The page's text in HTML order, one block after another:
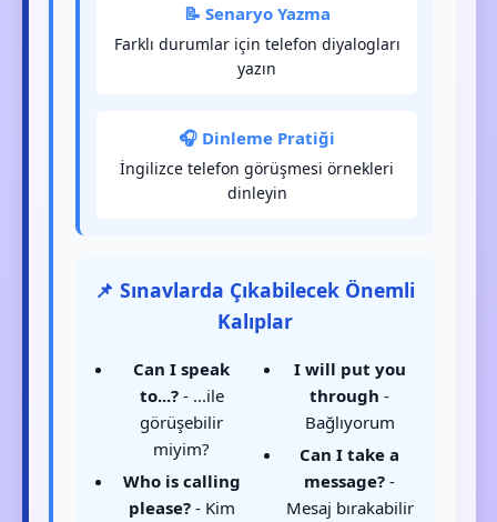
📝 Senaryo Yazma
Farklı durumlar için telefon diyalogları
yazın
🎧 Dinleme Pratiği
İngilizce telefon görüşmesi örnekleri
dinleyin
📌 Sınavlarda Çıkabilecek Önemli
Kalıplar
Can I speak
to...?- ...ile
görüşebilir
miyim?
Who is calling
please?- Kim
I will put you
through -
Bağlıyorum
Can I take a
message? -
Mesaj bırakabilir